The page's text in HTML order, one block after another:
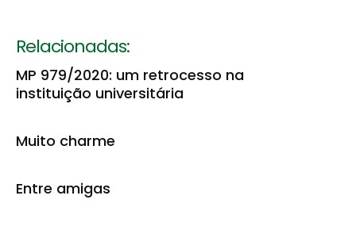
Relacionadas:
MP 979/2020: um retrocesso na
instituição universitária
Muito charme
Entre amigas